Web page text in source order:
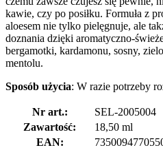
kawie, czy po posiłku. Formuła z
aloesem nie tylko pielęgnuje, ale
doznania dzięki aromatyczno-
bergamotki, kardamonu, sosny,
mentolu.
Sposób użycia: W razie potrzeby
Nr art.:
SEL-2005004
Zawartość:
18,50 ml
EAN: